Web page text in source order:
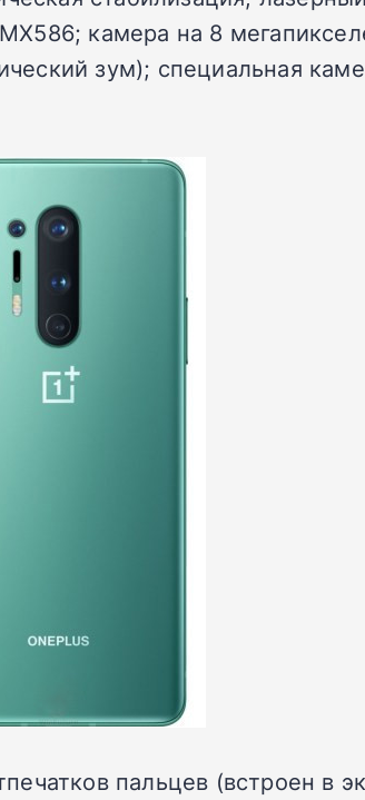
камера на 8
зум); специальная
пальцев (встроен в